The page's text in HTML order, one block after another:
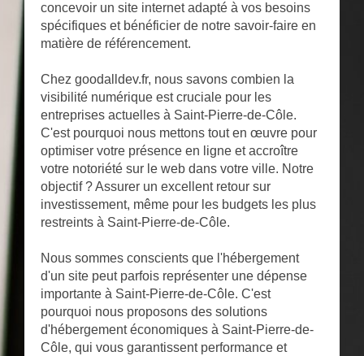
concevoir un site internet adapté à vos besoins
spécifiques et bénéficier de notre savoir-faire en
matière de référencement.
Chez goodalldev.fr, nous savons combien la
visibilité numérique est cruciale pour les
entreprises actuelles à Saint-Pierre-de-Côle.
C'est pourquoi nous mettons tout en œuvre pour
optimiser votre présence en ligne et accroître
votre notoriété sur le web dans votre ville. Notre
objectif ? Assurer un excellent retour sur
investissement, même pour les budgets les plus
restreints à Saint-Pierre-de-Côle.
Nous sommes conscients que l'hébergement
d'un site peut parfois représenter une dépense
importante à Saint-Pierre-de-Côle. C'est
pourquoi nous proposons des solutions
d'hébergement économiques à Saint-Pierre-de-
Côle, qui vous garantissent performance et